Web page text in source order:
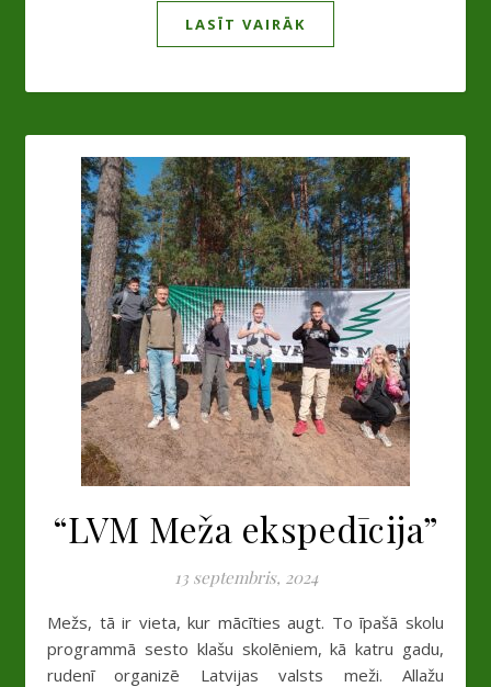
LASĪT VAIRĀK
“LVM Meža ekspedīcija”
13 septembris, 2024
Mežs, tā ir vieta, kur mācīties augt. To īpašā skolu
programmā sesto klašu skolēniem, kā katru gadu,
rudenī organizē Latvijas valsts meži. Allažu